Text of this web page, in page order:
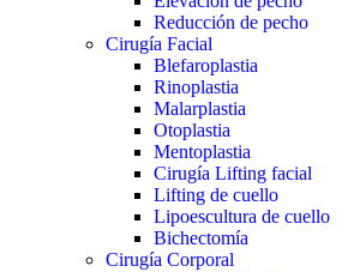
Reducción de pecho
Cirugía Facial
Blefaroplastia
Rinoplastia
Malarplastia
Otoplastia
Mentoplastia
Cirugía Lifting facial
Lifting de cuello
Lipoescultura de cuello
Bichectomía
Cirugía Corporal